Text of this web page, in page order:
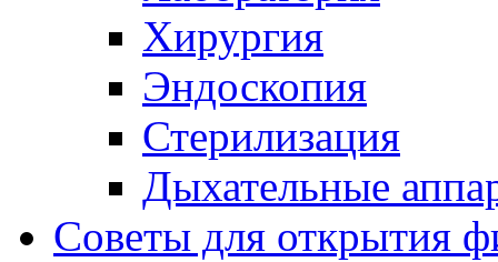
Хирургия
Эндоскопия
Стерилизация
Дыхательные
Советы для открытия